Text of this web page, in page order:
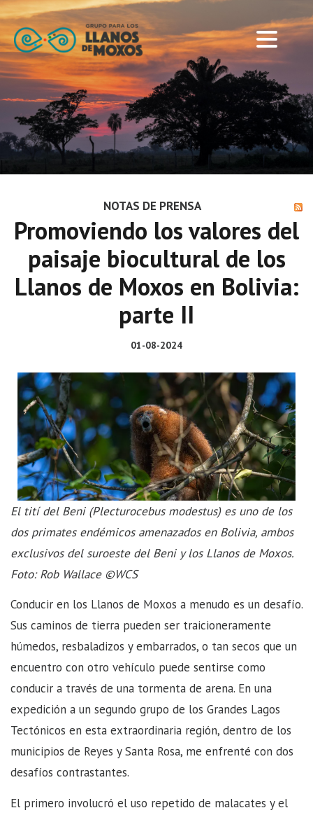
NOTAS DE PRENSA
Promoviendo los valores del
paisaje biocultural de los
Llanos de Moxos en Bolivia:
parte II
01-08-2024
El tití del Beni (Plecturocebus modestus) es uno de los
dos primates endémicos amenazados en Bolivia, ambos
exclusivos del suroeste del Beni y los Llanos de Moxos.
Foto: Rob Wallace ©WCS
Conducir en los Llanos de Moxos a menudo es un desafío.
Sus caminos de tierra pueden ser traicioneramente
húmedos, resbaladizos y embarrados, o tan secos que un
encuentro con otro vehículo puede sentirse como
conducir a través de una tormenta de arena. En una
expedición a un segundo grupo de los Grandes Lagos
Tectónicos en esta extraordinaria región, dentro de los
municipios de Reyes y Santa Rosa, me enfrenté con dos
desafíos contrastantes.
El primero involucró el uso repetido de malacates y el